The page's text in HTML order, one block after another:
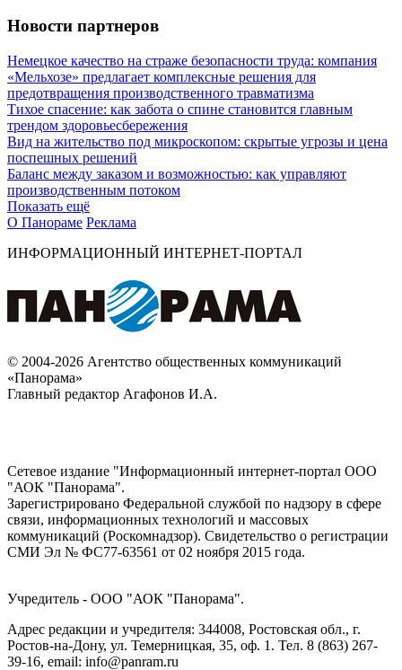
Новости партнеров
Немецкое качество на страже безопасности труда: компания
«Мельхозе» предлагает комплексные решения для
предотвращения производственного травматизма
Тихое спасение: как забота о спине становится главным
трендом здоровьесбережения
Вид на жительство под микроскопом: скрытые угрозы и цена
поспешных решений
Баланс между заказом и возможностью: как управляют
производственным потоком
Показать ещё
О Панораме Реклама
ИНФОРМАЦИОННЫЙ ИНТЕРНЕТ-ПОРТАЛ
© 2004-2026 Агентство общественных коммуникаций
«Панорама»
Главный редактор Агафонов И.А.
Сетевое издание "Информационный интернет-портал ООО
"АОК "Панорама".
Зарегистрировано Федеральной службой по надзору в сфере
связи, информационных технологий и массовых
коммуникаций (Роскомнадзор). Cвидетельство о регистрации
СМИ Эл № ФС77-63561 от 02 ноября 2015 года.
Учредитель - ООО "АОК "Панорама".
Адрес редакции и учредителя: 344008, Ростовская обл., г.
Ростов-на-Дону, ул. Темерницкая, 35, оф. 1. Тел. 8 (863) 267-
39-16, email: info@panram.ru